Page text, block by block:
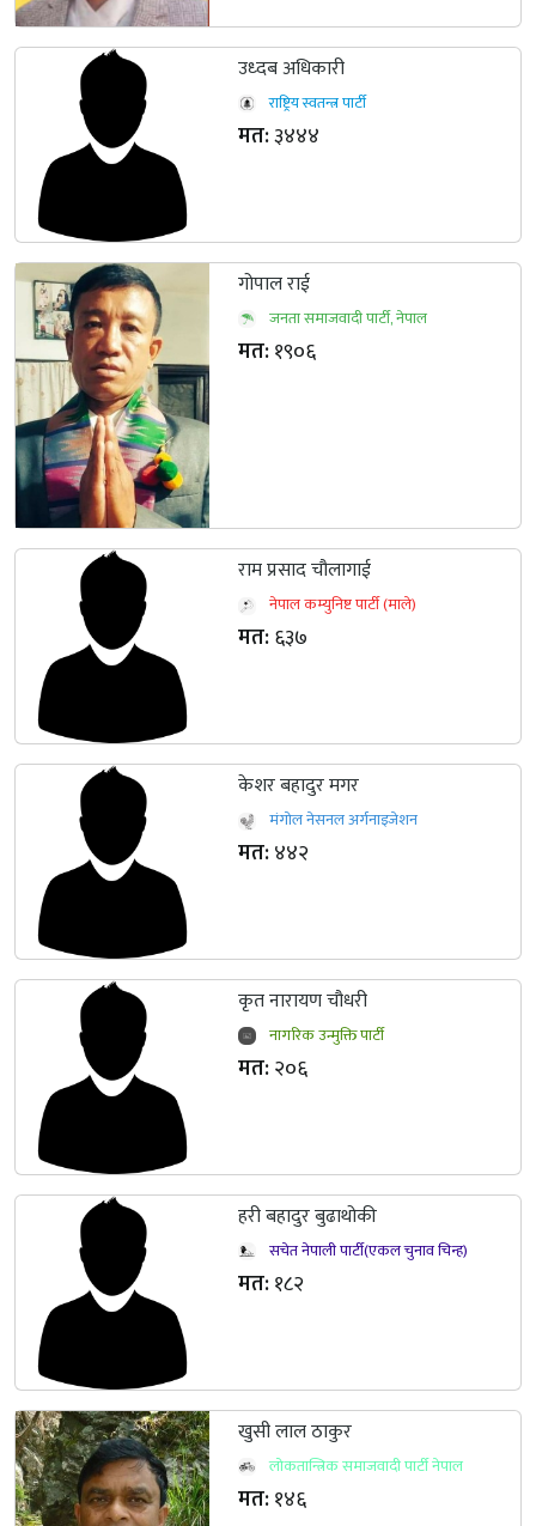
उध्दब अधिकारी
राष्ट्रिय स्वतन्त्र पार्टी
मत:३४४४
गोपाल राई
जनता समाजवादी पार्टी, नेपाल
मत:१९०६
राम प्रसाद चौलागाई
नेपाल कम्युनिष्ट पार्टी (माले)
मत:६३७
केशर बहादुर मगर
मंगोल नेसनल अर्गनाइजेशन
मत:४४२
कृत नारायण चौधरी
नागरिक उन्मुक्ति पार्टी
मत:२०६
हरी बहादुर बुढाथोकी
सचेत नेपाली पार्टी(एकल चुनाव चिन्ह)
मत:१८२
खुसी लाल ठाकुर
लोकतान्त्रिक समाजवादी पार्टी नेपाल
मत:१४६